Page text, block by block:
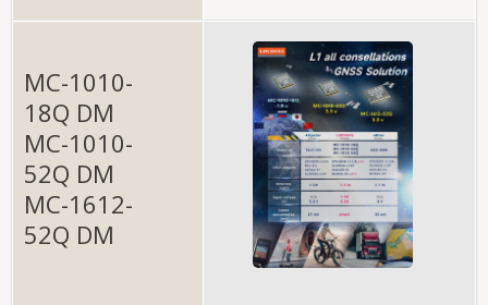
MC-1010-
18Q DM
MC-1010-
52Q DM
MC-1612-
52Q DM